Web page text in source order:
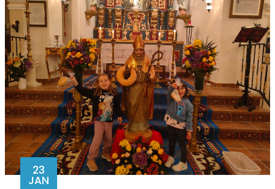
23
JAN